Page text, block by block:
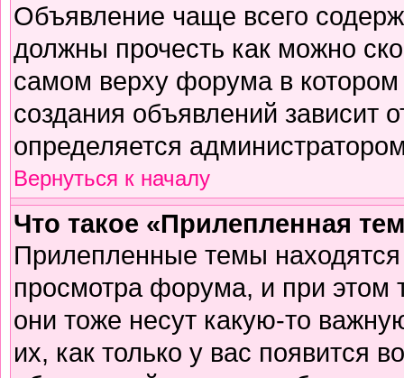
Объявление чаще всего
должны прочесть как можно
самом верху форума в
создания объявлений зависит
определяется
Вернуться к началу
Что такое «Прилепленная
Прилепленные темы
просмотра форума, и при этом
они тоже несут какую-то
их, как только у вас появится